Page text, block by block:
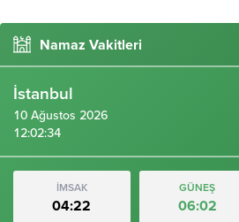
Namaz Vakitleri
İstanbul
10 Ağustos 2026
12:02:35
İMSAK
04:22
GÜNEŞ
06:02